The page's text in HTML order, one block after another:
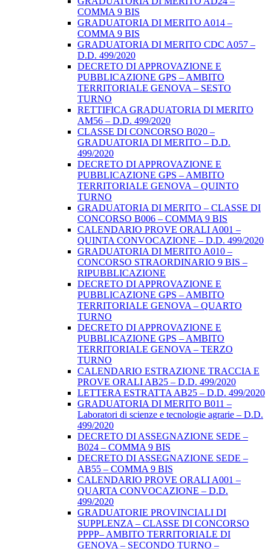
COMMA 9 BIS
GRADUATORIA DI MERITO A014 –
COMMA 9 BIS
GRADUATORIA DI MERITO CDC A057 –
D.D. 499/2020
DECRETO DI APPROVAZIONE E
PUBBLICAZIONE GPS – AMBITO
TERRITORIALE GENOVA – SESTO
TURNO
RETTIFICA GRADUATORIA DI MERITO
AM56 – D.D. 499/2020
CLASSE DI CONCORSO B020 –
GRADUATORIA DI MERITO – D.D.
499/2020
DECRETO DI APPROVAZIONE E
PUBBLICAZIONE GPS – AMBITO
TERRITORIALE GENOVA – QUINTO
TURNO
GRADUATORIA DI MERITO – CLASSE DI
CONCORSO B006 – COMMA 9 BIS
CALENDARIO PROVE ORALI A001 –
QUINTA CONVOCAZIONE – D.D. 499/2020
GRADUATORIA DI MERITO A010 –
CONCORSO STRAORDINARIO 9 BIS –
RIPUBBLICAZIONE
DECRETO DI APPROVAZIONE E
PUBBLICAZIONE GPS – AMBITO
TERRITORIALE GENOVA – QUARTO
TURNO
DECRETO DI APPROVAZIONE E
PUBBLICAZIONE GPS – AMBITO
TERRITORIALE GENOVA – TERZO
TURNO
CALENDARIO ESTRAZIONE TRACCIA E
PROVE ORALI AB25 – D.D. 499/2020
LETTERA ESTRATTA AB25 – D.D. 499/2020
GRADUATORIA DI MERITO B011 –
Laboratori di scienze e tecnologie agrarie – D.D.
499/2020
DECRETO DI ASSEGNAZIONE SEDE –
B024 – COMMA 9 BIS
DECRETO DI ASSEGNAZIONE SEDE –
AB55 – COMMA 9 BIS
CALENDARIO PROVE ORALI A001 –
QUARTA CONVOCAZIONE – D.D.
499/2020
GRADUATORIE PROVINCIALI DI
SUPPLENZA – CLASSE DI CONCORSO
PPPP– AMBITO TERRITORIALE DI
GENOVA – SECONDO TURNO –